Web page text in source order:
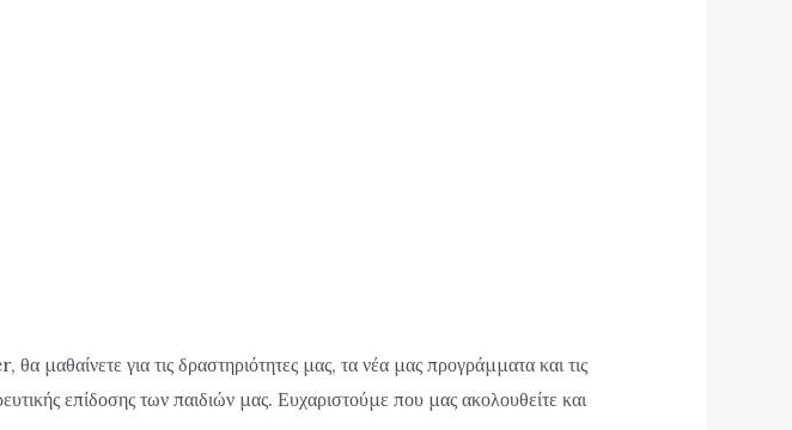
για τις δραστηριότητες μας, τα νέα μας προγράμματα και τις
επίδοσης των παιδιών μας. Ευχαριστούμε που μας ακολουθείτε και